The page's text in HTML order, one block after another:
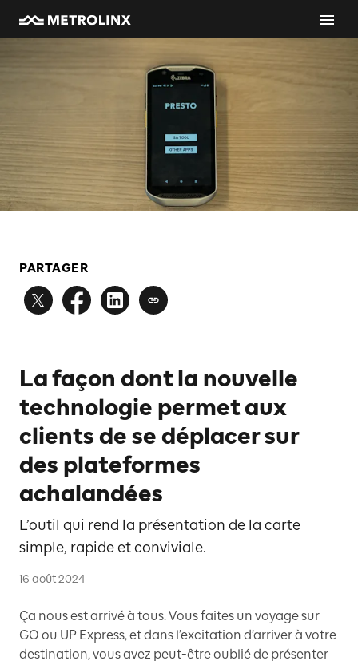
PARTAGER
La façon dont la nouvelle
technologie permet aux
clients de se déplacer sur
des plateformes
achalandées
L’outil qui rend la présentation de la carte
simple, rapide et conviviale.
16 août 2024
Ça nous est arrivé à tous. Vous faites un voyage sur
GO ou UP Express, et dans l’excitation d’arriver à votre
destination, vous avez peut-être oublié de présenter